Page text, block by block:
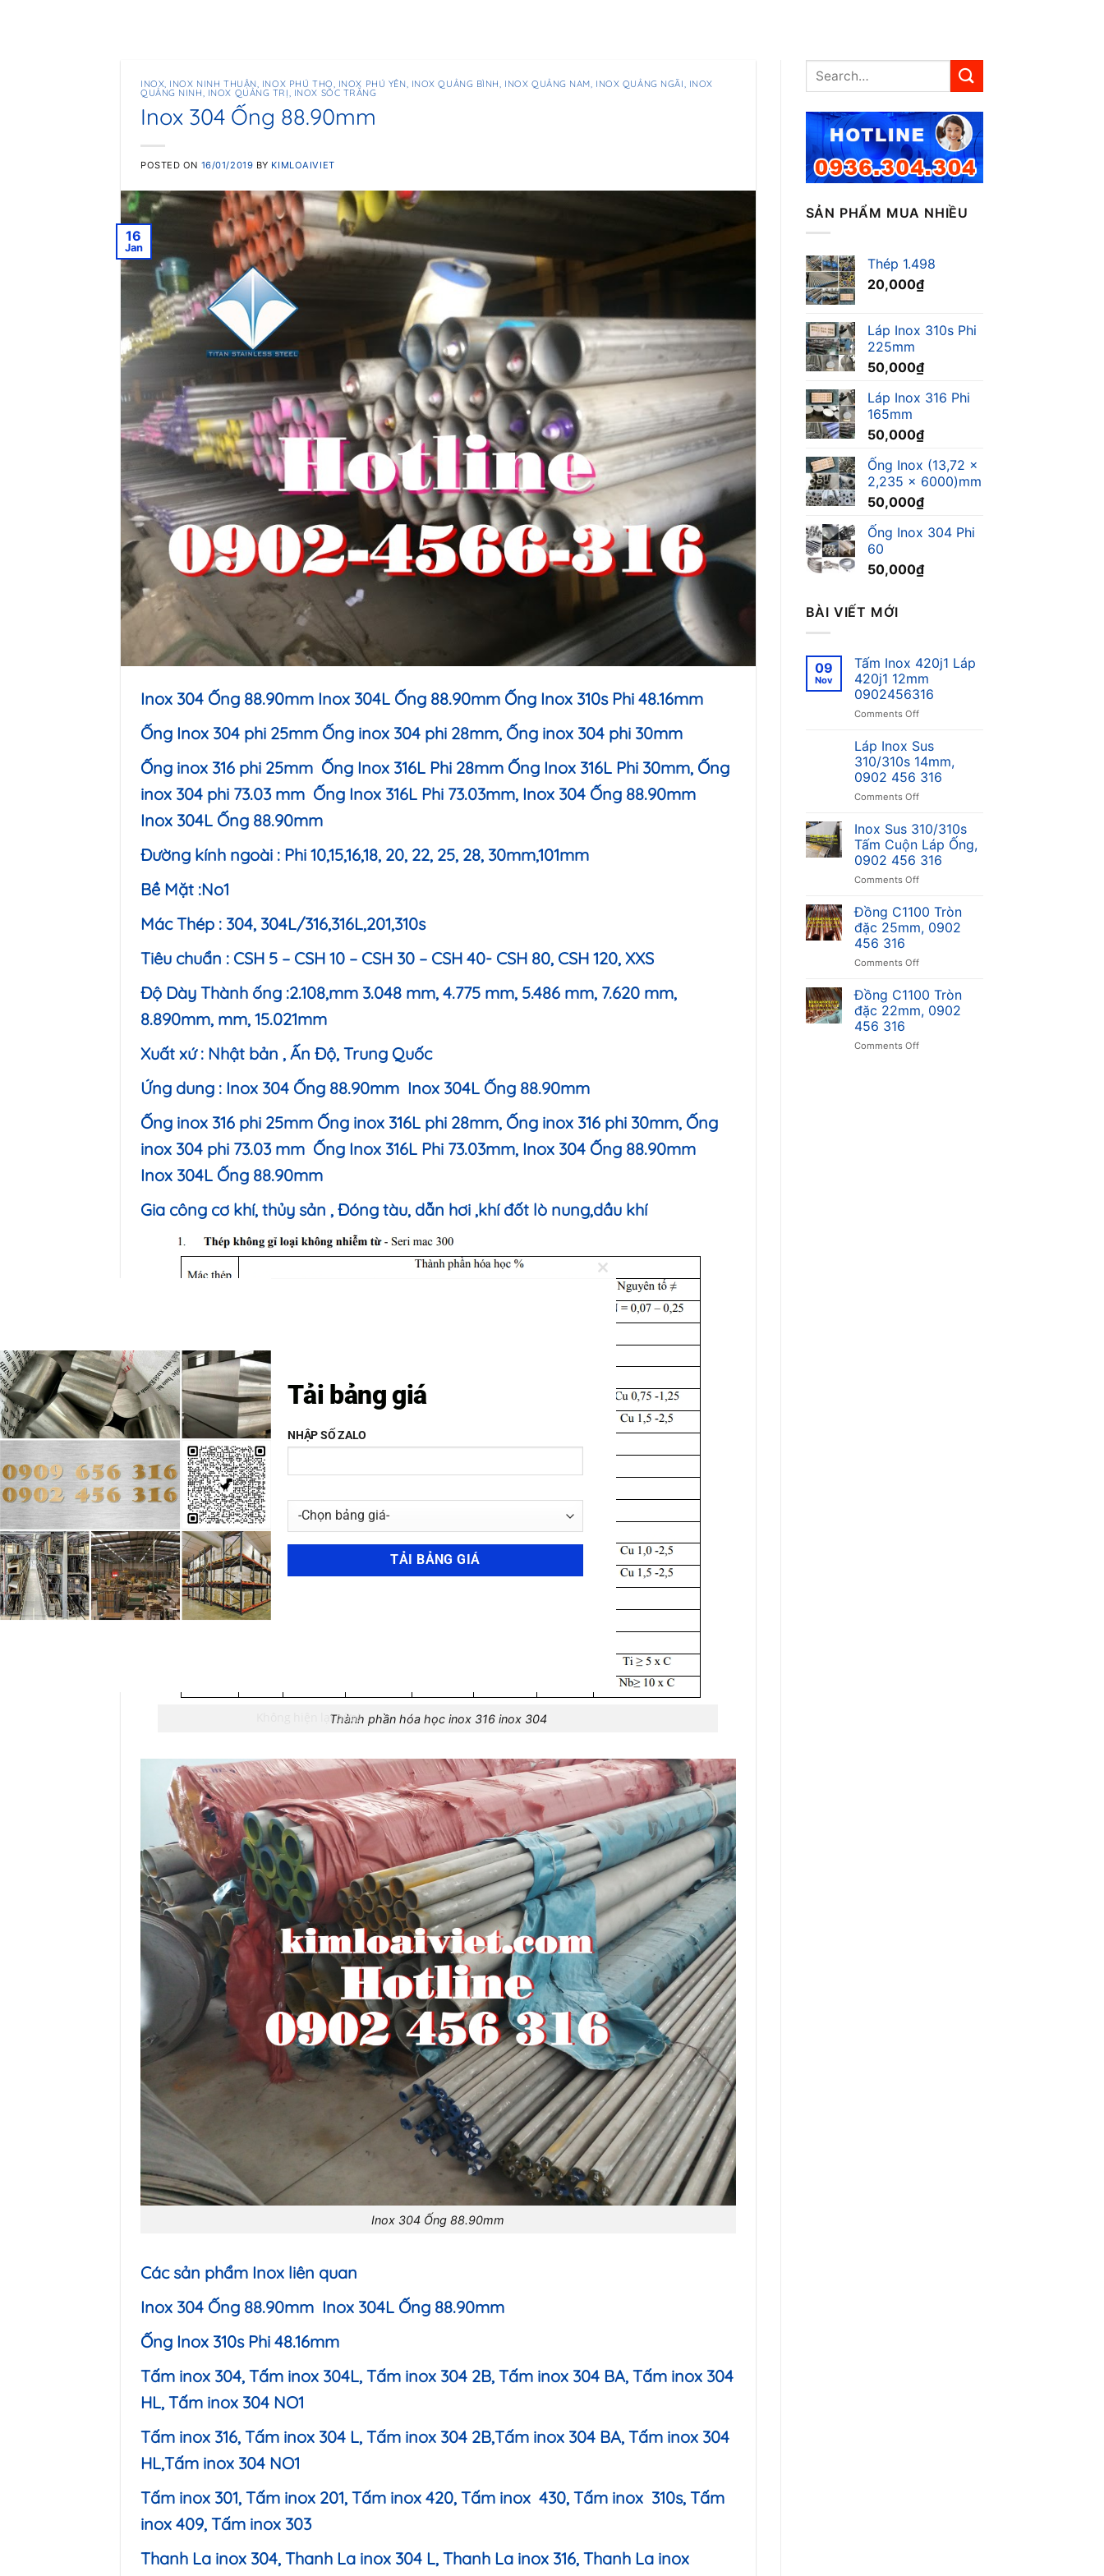
INOX, INOX NINH THUẬN, INOX PHÚ THỌ, INOX PHÚ YÊN, INOX QUẢNG BÌNH, INOX QUẢNG NAM, INOX QUẢNG NGÃI, INOX
QUẢNG NINH, INOX QUẢNG TRỊ, INOX SÓC TRĂNG
Inox 304 Ống 88.90mm
POSTED ON 16/01/2019 BY KIMLOAIVIET
16
Jan
Inox 304 Ống 88.90mm Inox 304L Ống 88.90mm Ống Inox 310s Phi 48.16mm
Ống Inox 304 phi 25mm Ống inox 304 phi 28mm, Ống inox 304 phi 30mm
Ống inox 316 phi 25mm Ống Inox 316L Phi 28mm Ống Inox 316L Phi 30mm, Ống
inox 304 phi 73.03 mm Ống Inox 316L Phi 73.03mm, Inox 304 Ống 88.90mm
Inox 304L Ống 88.90mm
Đường kính ngoài : Phi 10,15,16,18, 20, 22, 25, 28, 30mm,101mm
Bề Mặt :No1
Mác Thép : 304, 304L/316,316L,201,310s
Tiêu chuẩn : CSH 5 – CSH 10 – CSH 30 – CSH 40- CSH 80, CSH 120, XXS
Độ Dày Thành ống :2.108,mm 3.048 mm, 4.775 mm, 5.486 mm, 7.620 mm,
8.890mm, mm, 15.021mm
Xuất xứ : Nhật bản , Ấn Độ, Trung Quốc
Ứng dung : Inox 304 Ống 88.90mm Inox 304L Ống 88.90mm
Ống inox 316 phi 25mm Ống inox 316L phi 28mm, Ống inox 316 phi 30mm, Ống
inox 304 phi 73.03 mm Ống Inox 316L Phi 73.03mm, Inox 304 Ống 88.90mm
Inox 304L Ống 88.90mm
Gia công cơ khí, thủy sản , Đóng tàu, dẫn hơi ,khí đốt lò nung,dầu khí
Thành phần hóa học inox 316 inox 304
Inox 304 Ống 88.90mm
Các sản phẩm Inox liên quan
Inox 304 Ống 88.90mm Inox 304L Ống 88.90mm
Ống Inox 310s Phi 48.16mm
Tấm inox 304, Tấm inox 304L, Tấm inox 304 2B, Tấm inox 304 BA, Tấm inox 304
HL, Tấm inox 304 NO1
Tấm inox 316, Tấm inox 304 L, Tấm inox 304 2B,Tấm inox 304 BA, Tấm inox 304
HL,Tấm inox 304 NO1
Tấm inox 301, Tấm inox 201, Tấm inox 420, Tấm inox 430, Tấm inox 310s, Tấm
inox 409, Tấm inox 303
Thanh La inox 304, Thanh La inox 304 L, Thanh La inox 316, Thanh La inox
SẢN PHẨM MUA NHIỀU
Thép 1.498
20,000₫
Láp Inox 310s Phi
225mm
50,000₫
Láp Inox 316 Phi
165mm
50,000₫
Ống Inox (13,72 x
2,235 x 6000)mm
50,000₫
Ống Inox 304 Phi
60
50,000₫
BÀI VIẾT MỚI
09
Nov
Tấm Inox 420j1 Láp
420j1 12mm
0902456316
Comments Offon
Inox
420j1
Láp
420j1
12mm
Láp Inox Sus
310/310s 14mm,
0902 456 316
Comments Offon
Inox
Sus
310/310s
14mm,
0902
316
Inox Sus 310/310s
Tấm Cuộn Láp Ống,
0902 456 316
Comments Offon
Sus
310/310s
Tấm
Láp
0902
456
316
Đồng C1100 Tròn
đặc 25mm, 0902
456 316
Comments Offon
C1100
Tròn
đặc
0902
Đồng C1100 Tròn
đặc 22mm, 0902
456 316
Comments Offon